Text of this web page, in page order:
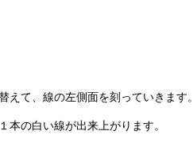
て、線の左側面を刻っていきます。
本の白い線が出来上がります。